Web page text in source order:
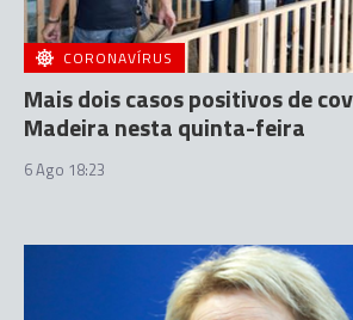
CORONAVÍRUS
Mais dois casos positivos de
Madeira nesta quinta-feira
6 Ago 18:23